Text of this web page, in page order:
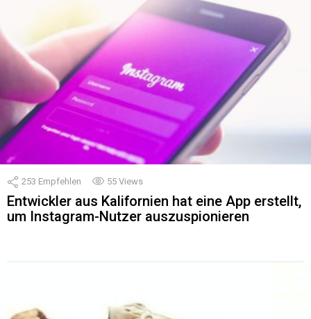
253 Empfehlen 55 Views
Entwickler aus Kalifornien hat eine App erstellt,
um Instagram-Nutzer auszuspionieren